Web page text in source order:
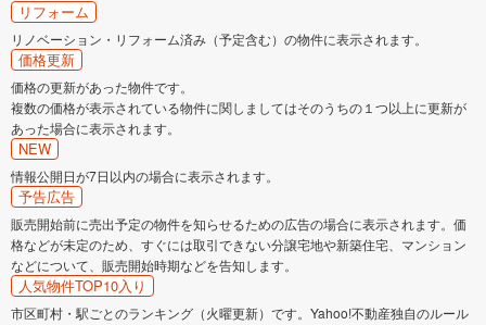
リフォーム
リノベーション・リフォーム済み（予定含む）の物件に表示されます。
価格更新
価格の更新があった物件です。
複数の価格が表示されている物件に関しましてはそのうちの１つ以上に更新が
あった場合に表示されます。
NEW
情報公開日が7日以内の場合に表示されます。
予告広告
販売開始前に売出予定の物件を知らせるための広告の場合に表示されます。価
格などが未定のため、すぐには取引できない分譲宅地や新築住宅、マンション
などについて、販売開始時期などを告知します。
人気物件TOP10入り
市区町村・駅ごとのランキング（火曜更新）です。Yahoo!不動産独自のルール